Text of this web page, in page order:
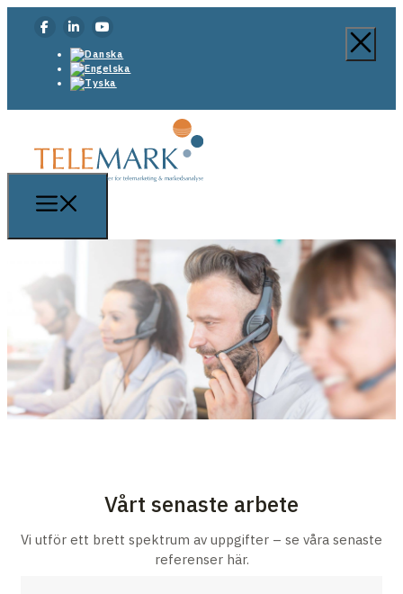
Vårt senaste arbete
Vi utför ett brett spektrum av uppgifter – se våra senaste
referenser här.